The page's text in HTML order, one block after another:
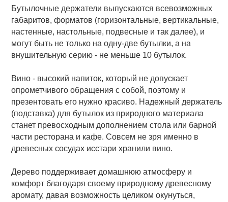
Бутылочные держатели выпускаются всевозможных
габаритов, форматов (горизонтальные, вертикальные,
настенные, настольные, подвесные и так далее), и
могут быть не только на одну-две бутылки, а на
внушительную серию - не меньше 10 бутылок.
Вино - высокий напиток, который не допускает
опрометчивого обращения с собой, поэтому и
презентовать его нужно красиво. Надежный держатель
(подставка) для бутылок из природного материала
станет превосходным дополнением стола или барной
части ресторана и кафе. Совсем не зря именно в
древесных сосудах исстари хранили вино.
Дерево поддерживает домашнюю атмосферу и
комфорт благодаря своему природному древесному
аромату, давая возможность целиком окунуться,